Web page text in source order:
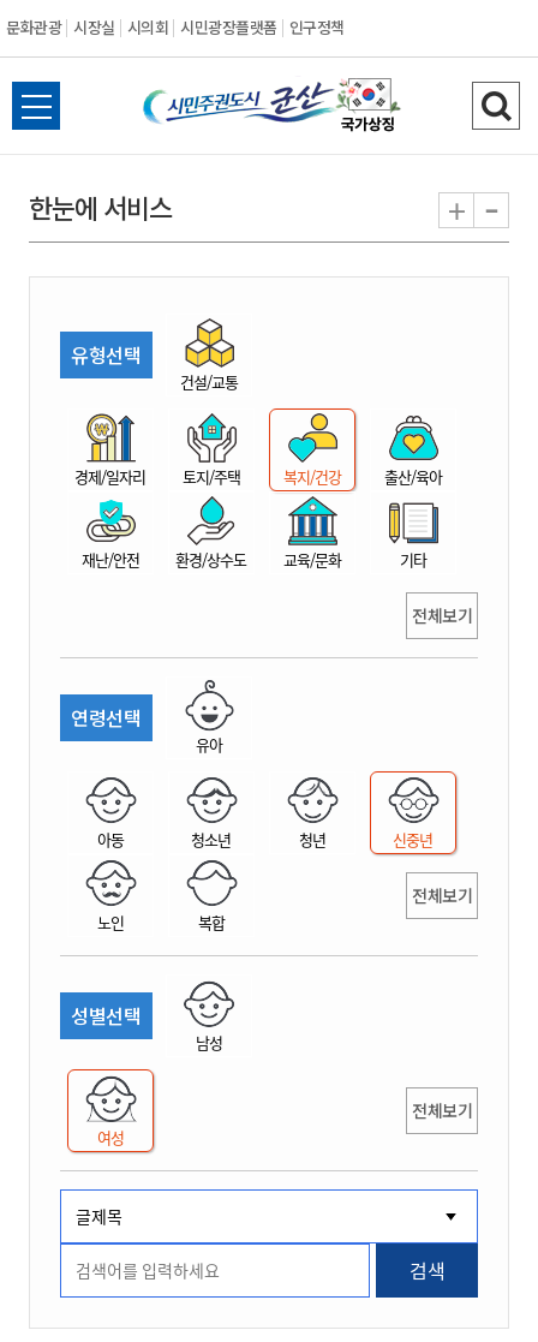
문화관광 시장실 시의회 시민광장플랫폼 인구정책
시
민
권
시
산
전
체
뉴
열
검
색
기
한눈에 서비스 + -
유형선택
건설/교통
경제/일자리 토지/주택 복지/건강 출산/육아
재난/안전 환경/상수도 교육/문화 기타
전체보기
연령선택
유아
아동 청소년 청년 신중년
노인 복합
전체보기
성별선택
남성
여성
전체보기
검색